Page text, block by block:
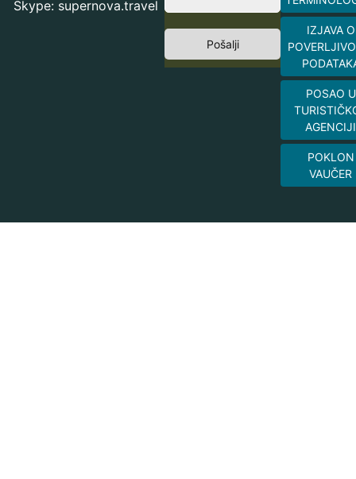
Skype: supernova.travel
Pošalji
IZJAVA O
POSAO U
AGENCIJI
POKLON
VAUČER